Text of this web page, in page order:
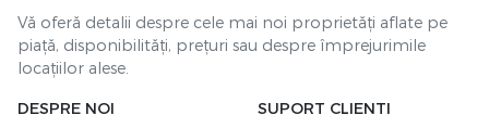
Vă oferă detalii despre cele mai noi proprietăți aflate pe
piață, disponibilități, prețuri sau despre împrejurimile
locațiilor alese.
DESPRE NOI SUPORT CLIENTI